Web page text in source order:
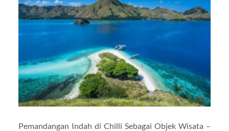
Pemandangan Indah di Chilli Sebagai Objek Wisata –